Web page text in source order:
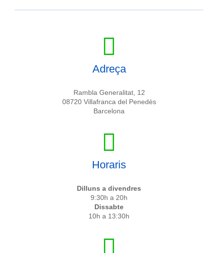
Adreça
Rambla Generalitat, 12
08720 Villafranca del Penedès
Barcelona
Horaris
Dilluns a divendres
9:30h a 20h
Dissabte
10h a 13:30h